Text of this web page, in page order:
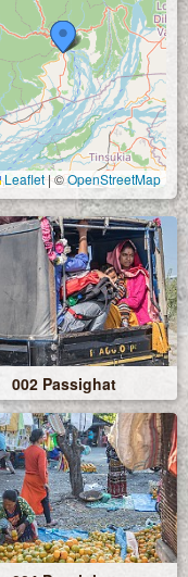
Leaflet |©OpenStreetMap
002 Passighat